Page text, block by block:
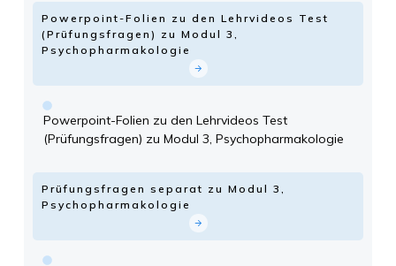
Powerpoint-Folien zu den Lehrvideos Test
(Prüfungsfragen) zu Modul 3,
Psychopharmakologie
Powerpoint-Folien zu den Lehrvideos Test
(Prüfungsfragen) zu Modul 3, Psychopharmakologie
Prüfungsfragen separat zu Modul 3,
Psychopharmakologie